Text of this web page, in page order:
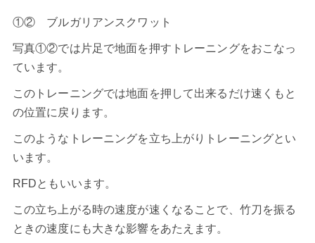
①② ブルガリアンスクワット
写真①②では片足で地面を押すトレーニングをおこなっ
ています。
このトレーニングでは地面を押して出来るだけ速くもと
の位置に戻ります。
このようなトレーニングを立ち上がりトレーニングとい
います。
RFDともいいます。
この立ち上がる時の速度が速くなることで、竹刀を振る
ときの速度にも大きな影響をあたえます。